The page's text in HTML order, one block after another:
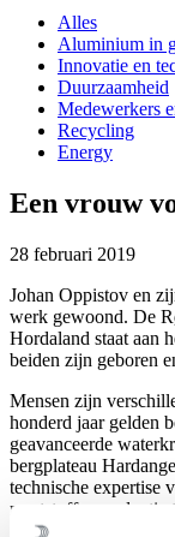
Alles
Aluminium in
Innovatie en
Duurzaamheid
Medewerkers
Recycling
Energy
Een vrouw
28 februari 2019
Johan Oppistov en
werk gewoond. De
Hordaland staat aan
beiden zijn geboren
Mensen zijn
honderd jaar gelden
geavanceerde
bergplateau
technische expertise
meststoffenproductie